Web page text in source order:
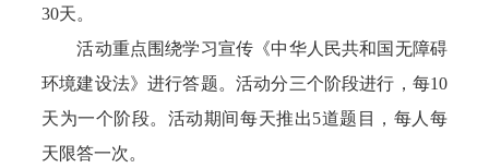
30天。
活动重点围绕学习宣传《中华人民共和国无障碍
环境建设法》进行答题。活动分三个阶段进行，每10
天为一个阶段。活动期间每天推出5道题目，每人每
天限答一次。